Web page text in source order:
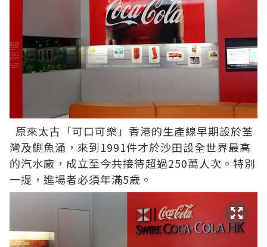
原來太古「可口可樂」香港的生產線早期設於荃
灣及鰂魚涌，來到1991件才於沙田設全世界最高
的汽水廠，成立至今共接待超過250萬人次。特別
一提，進場者必須年滿5歲。